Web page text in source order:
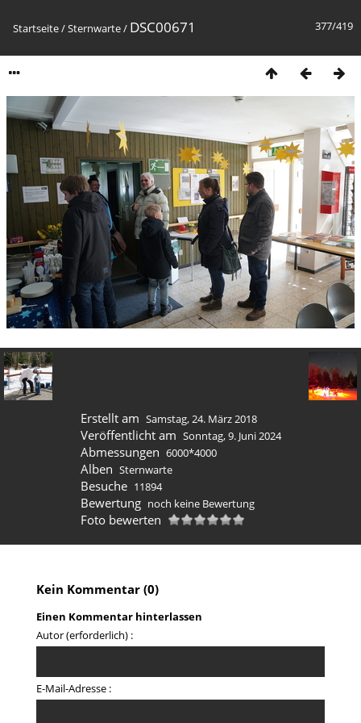
377/419
Startseite/Sternwarte/ DSC00671
Erstellt am Samstag, 24. März 2018
Veröffentlicht am Sonntag, 9. Juni 2024
Abmessungen 6000*4000
Alben Sternwarte
Besuche 11894
Bewertung noch keine Bewertung
Foto bewerten
Kein Kommentar (0)
Einen Kommentar hinterlassen
Autor (erforderlich) :
E-Mail-Adresse :